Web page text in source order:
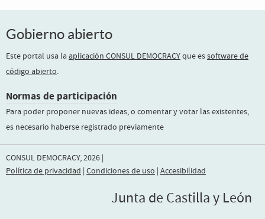
Gobierno abierto
Este portal usa la aplicación CONSUL DEMOCRACYque essoftware de
código abierto.
Normas de participación
Para poder proponer nuevas ideas, o comentar y votar las existentes,
es necesario haberse registrado previamente
CONSUL DEMOCRACY, 2026 |
Política de privacidad | Condiciones de uso | Accesibilidad
Junta de Castilla y León